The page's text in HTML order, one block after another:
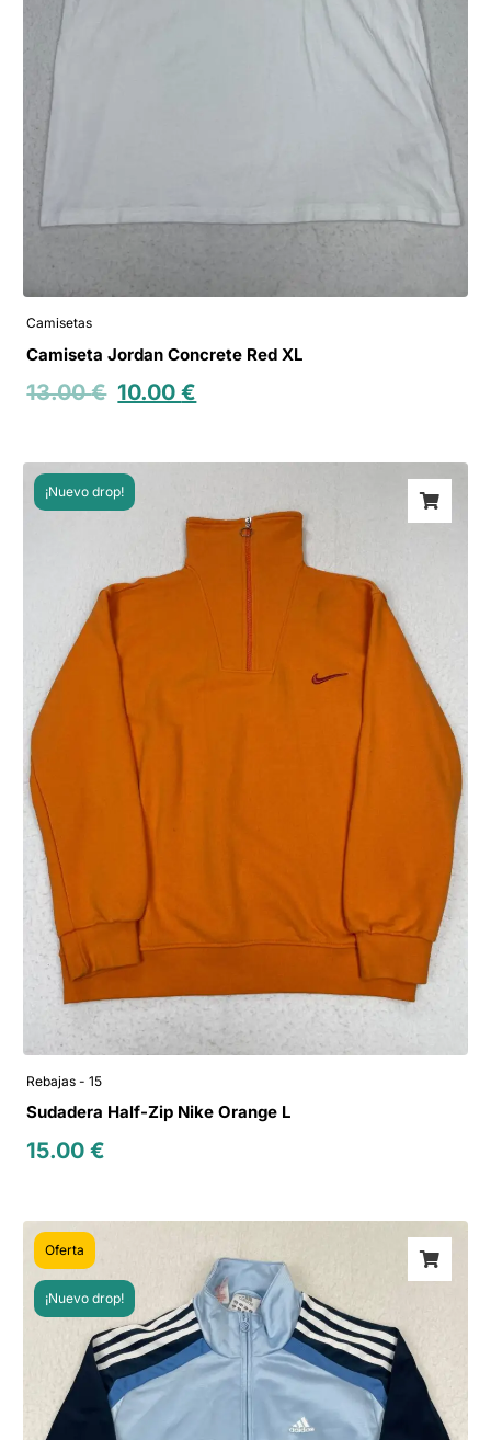
Camisetas
Camiseta Jordan Concrete Red XL
13.00€ 10.00€
¡Nuevo drop!
Rebajas - 15
Sudadera Half-Zip Nike Orange L
15.00€
Oferta
¡Nuevo drop!